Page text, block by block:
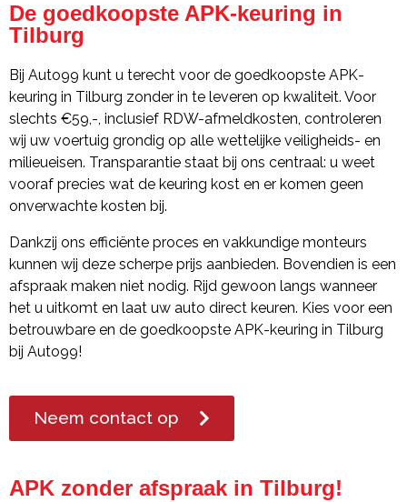
De goedkoopste APK-keuring in
Tilburg
Bij Auto99 kunt u terecht voor de goedkoopste APK-
keuring in Tilburg zonder in te leveren op kwaliteit. Voor
slechts €59,-, inclusief RDW-afmeldkosten, controleren
wij uw voertuig grondig op alle wettelijke veiligheids- en
milieueisen. Transparantie staat bij ons centraal: u weet
vooraf precies wat de keuring kost en er komen geen
onverwachte kosten bij.
Dankzij ons efficiënte proces en vakkundige monteurs
kunnen wij deze scherpe prijs aanbieden. Bovendien is een
afspraak maken niet nodig. Rijd gewoon langs wanneer
het u uitkomt en laat uw auto direct keuren. Kies voor een
betrouwbare en de goedkoopste APK-keuring in Tilburg
bij Auto99!
Neem contact op
APK zonder afspraak in Tilburg!